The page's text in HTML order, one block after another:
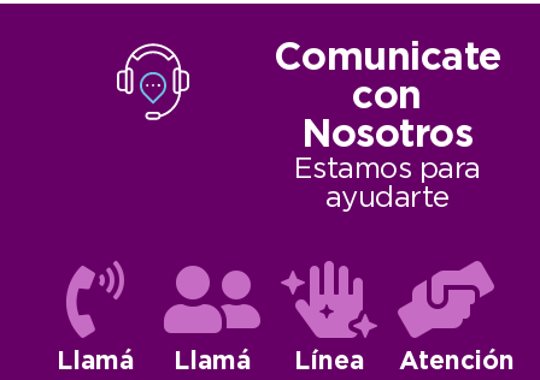
Comunicate
con
Nosotros
Estamos para
ayudarte
Llamá
Llamá
Línea
Atención